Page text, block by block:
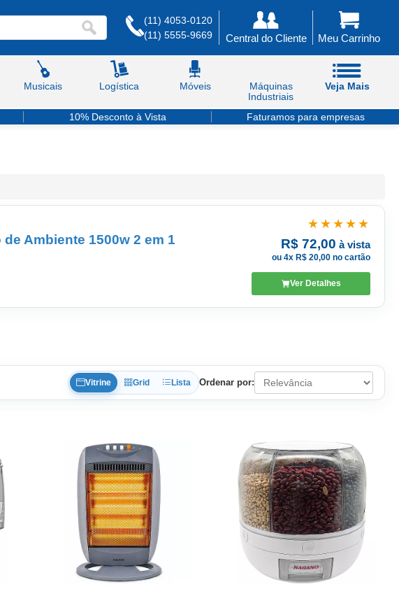
(11) 4053-0120
(11) 5555-9669
Central do Cliente Meu Carrinho
Musicais Logística Móveis
Máquinas
Industriais
Veja Mais
10% Desconto à Vista Faturamos para empresas
Ambiente 1500w 2 em 1
★★★★★
R$ 72,00 à vista
ou 4x R$ 20,00 no cartão
Ver Detalhes
Vitrine Grid Lista Ordenar por: